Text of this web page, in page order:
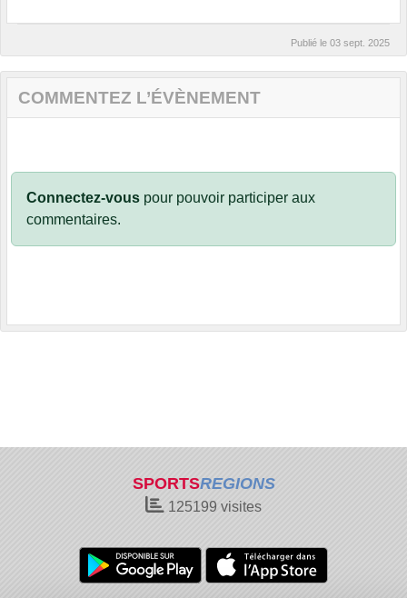
Publié le 03 sept. 2025
COMMENTEZ L’ÉVÈNEMENT
Connectez-vous pour pouvoir participer aux
commentaires.
SPORTSREGIONS
125199 visites